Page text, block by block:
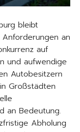
bleibt
an
auf
und aufwendige
Autobesitzern
Großstädten
an Bedeutung.
Abholung